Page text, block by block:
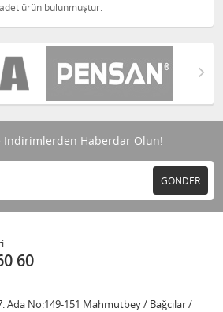
ürün bulunmuştur.
İndirimlerden Haberdar Olun!
GÖNDER
60
Ada No:149-151 Mahmutbey / Bağcılar /